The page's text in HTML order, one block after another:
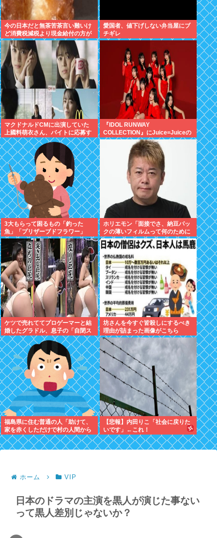
今の日本だと無茶苦茶言い難いけ
ど消費税減税より現金給付の方が
嬉しい件
愛国者、値下げしない弁当屋にブ
チギレ
マクドナルドCMに出演していた
上國料萌衣さん、バイトに応募す
るも書類選考で落ちる
『IDOL RUNWAY
COLLECTION』にJuice=Juiceの
出演決定
3大もらって困るもの「釣った
魚」「プリザーブドフラワー」
ホリエモン「面接でさ、納豆パッ
クの薄いフィルムって何のために
入っていの？って聞くわけ」
ケツで売れててプロゲーマーと結
婚したグラドル、息子の「自閉ス
ペクトラム症」診断にショックで
泣く
坊さんを今すぐ皆殺しにするべき
理由が詰まった画像がこちら
福島県に住む普通の人「助けて、
家を赤くしただけで村の人間から
宗教施設だと通報が殺到して困っ
てるの！」
【悲報】内田りこ「社会に戻りた
いです」←これ！
ホーム VIP
日本のドラマの主演を黒人が演じた事ない
って黒人差別じゃないか？